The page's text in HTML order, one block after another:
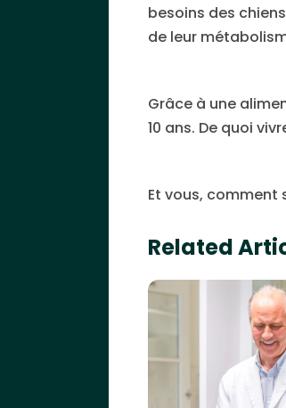
besoins des
de leur
Grâce à une
10 ans. De quoi
Et vous, comment
Related